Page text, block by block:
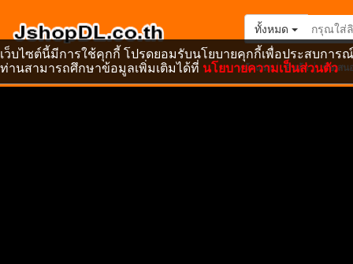
ทั้งหมด
หน้าแรก สินค้า ข้อเสน
เว็บไซต์นี้มีการใช้คุกกี้ โปรดยอมรับนโยบายคุกกี้เพื่อประสบกา
ท่านสามารถศึกษาข้อมูลเพิ่มเติมได้ที่ นโยบายความเป็นส่วนตัว